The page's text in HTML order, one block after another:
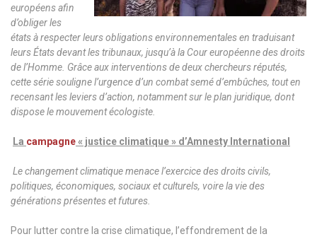
européens afin
d’obliger les
états à respecter leurs obligations environnementales en traduisant
leurs États devant les tribunaux, jusqu’à la Cour européenne des droits
de l’Homme. Grâce aux interventions de deux chercheurs réputés,
cette série souligne l’urgence d’un combat semé d’embûches, tout en
recensant les leviers d’action, notamment sur le plan juridique, dont
dispose le mouvement écologiste.
La campagne« justice climatique » d’Amnesty International
Le changement climatique menace l’exercice des droits civils,
politiques, économiques, sociaux et culturels, voire la vie des
générations présentes et futures.
Pour lutter contre la crise climatique, l’effondrement de la